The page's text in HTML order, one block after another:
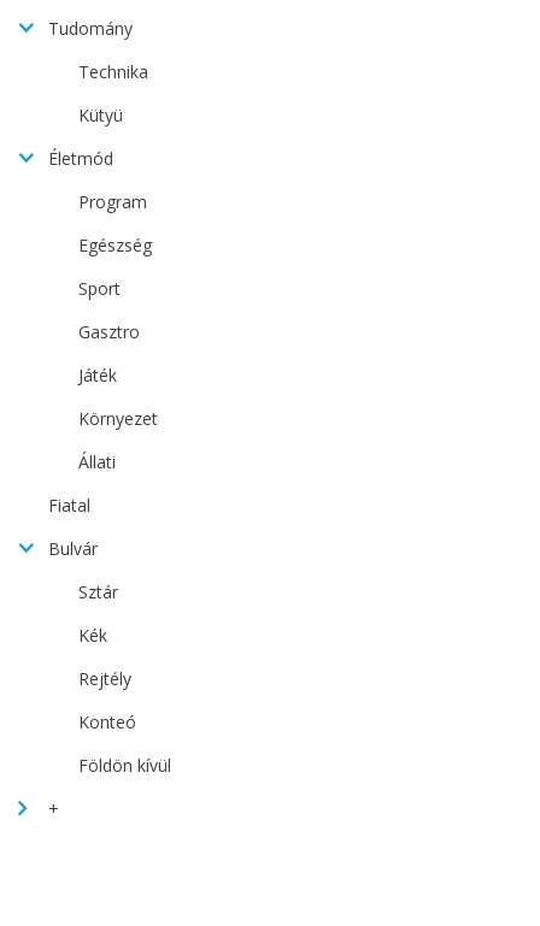
Tudomány
Technika
Kütyü
Életmód
Program
Egészség
Sport
Gasztro
Játék
Környezet
Állati
Fiatal
Bulvár
Sztár
Kék
Rejtély
Konteó
Földön kívül
+